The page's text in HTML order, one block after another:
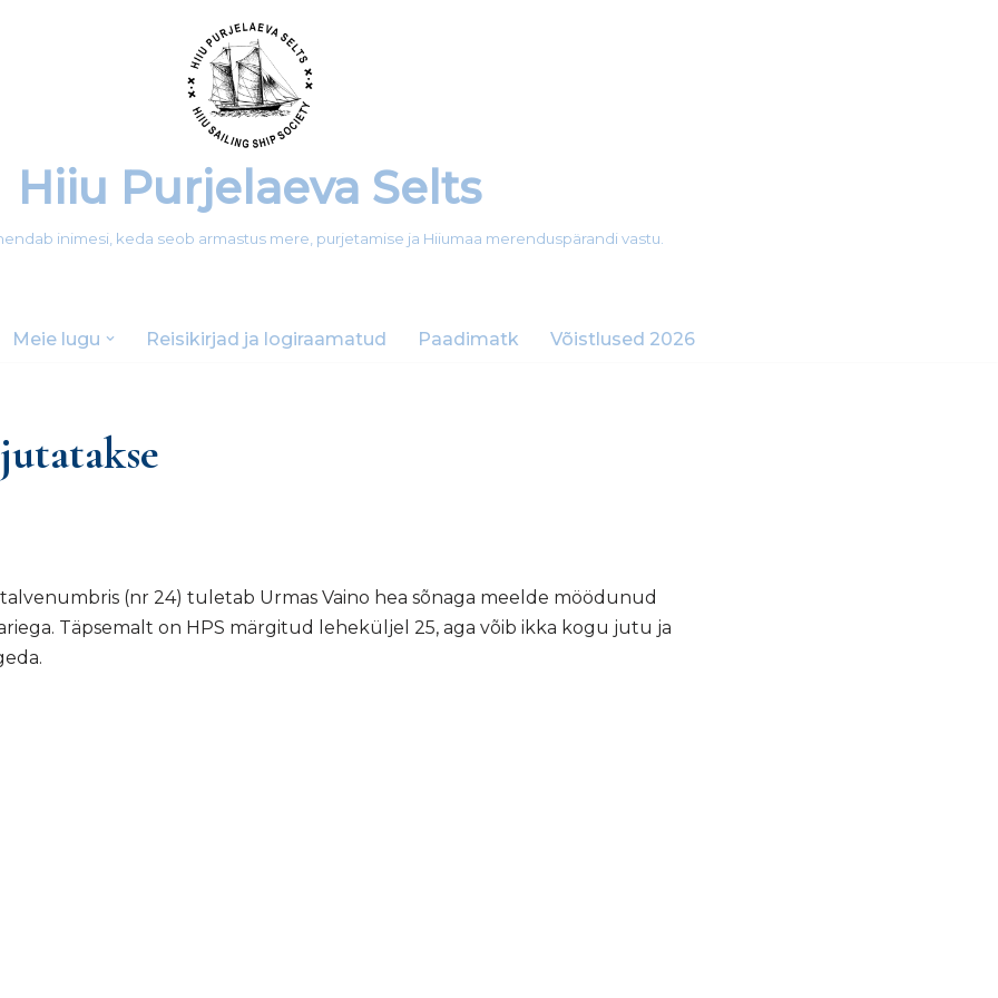
Hiiu Purjelaeva Selts
inimesi, keda seob armastus mere, purjetamise ja Hiiumaa merenduspärandi vastu.
Meie lugu Reisikirjad ja logiraamatud Paadimatk Võistlused 2026
talvenumbris (nr 24) tuletab Urmas Vaino hea sõnaga meelde möödunud
Täpsemalt on HPS märgitud leheküljel 25, aga võib ikka kogu jutu ja